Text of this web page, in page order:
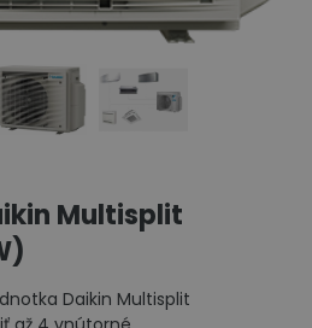
Multisplit
Daikin Multisplit